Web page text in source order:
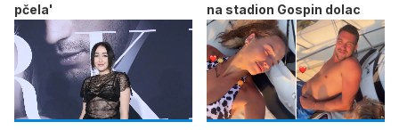
pčela'
na stadion Gospin dolac